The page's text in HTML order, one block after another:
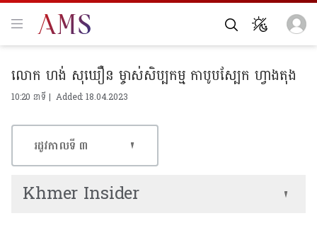
លោក ហង់ សុឃឿន ម្ចាស់សិប្បកម្ម កាបូបស្បែក ហ្វាងតុង
10:20 នាទី | Added: 18.04.2023
រដូវកាលទី​ ៣
Khmer Insider